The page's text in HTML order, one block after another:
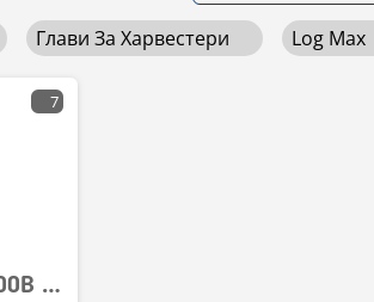
Глави За Харвестери Log Max
7
Log Max 6000B Used/Beg